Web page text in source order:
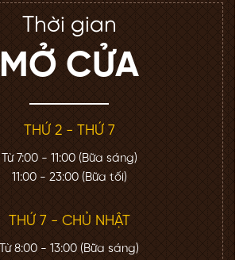
Thời gian
MỞ CỬA
THỨ 2 - THỨ 7
Từ 7:00 - 11:00 (Bữa sáng)
11:00 - 23:00 (Bữa tối)
THỨ 7 - CHỦ NHẬT
Từ 8:00 - 13:00 (Bữa sáng)